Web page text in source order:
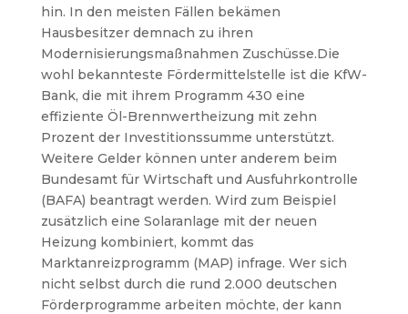
hin. In den meisten Fällen bekämen
Hausbesitzer demnach zu ihren
Modernisierungsmaßnahmen Zuschüsse.Die
wohl bekannteste Fördermittelstelle ist die KfW-
Bank, die mit ihrem Programm 430 eine
effiziente Öl-Brennwertheizung mit zehn
Prozent der Investitionssumme unterstützt.
Weitere Gelder können unter anderem beim
Bundesamt für Wirtschaft und Ausfuhrkontrolle
(BAFA) beantragt werden. Wird zum Beispiel
zusätzlich eine Solaranlage mit der neuen
Heizung kombiniert, kommt das
Marktanreizprogramm (MAP) infrage. Wer sich
nicht selbst durch die rund 2.000 deutschen
Förderprogramme arbeiten möchte, der kann